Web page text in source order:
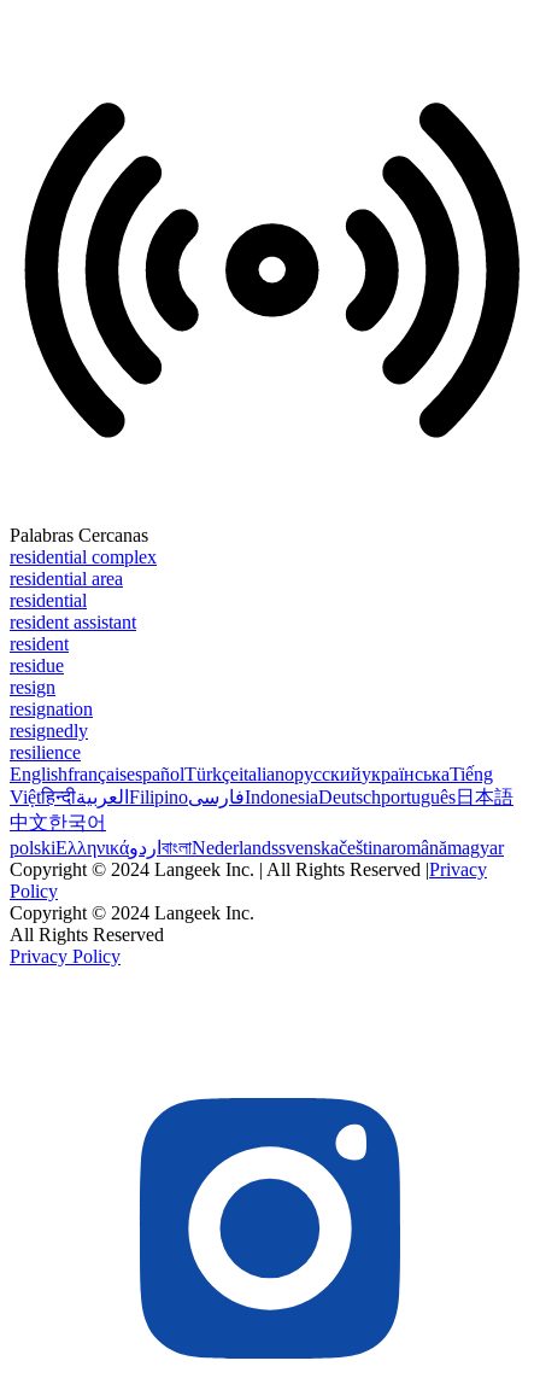
Palabras Cercanas
residential complex
residential area
residential
resident assistant
resident
residue
resign
resignation
resignedly
resilience
EnglishfrançaisespañolTürkçeitalianoрусскийукраїнськаTiếng
Việtहिन्दीالعربية FilipinoفارسیIndonesiaDeutschportuguês日本語
中文한국어
polskiΕλληνικάاردو বাংলাNederlandssvenskačeštinaromânămagyar
Copyright © 2024 Langeek Inc. | All Rights Reserved |Privacy
Policy
Copyright © 2024 Langeek Inc.
All Rights Reserved
Privacy Policy